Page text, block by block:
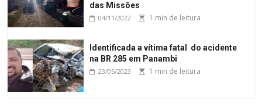
das Missões
04/11/2022 1 min de leitura
Identificada a vítima fatal do acidente
na BR 285 em Panambi
23/05/2023 1 min de leitura